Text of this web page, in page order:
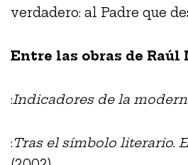
verdadero: al Padre que
Entre las obras de Raúl
:Indicadores de la
:Tras el símbolo literario.